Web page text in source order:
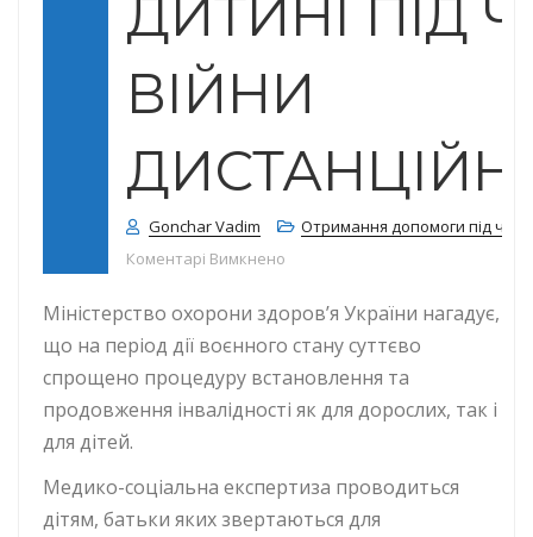
ДИТИНІ ПІД
ВІЙНИ
Gonchar Vadim
Отримання допомоги під час
Коментарі Вимкнено
Міністерство охорони здоров’я України нагадує,
що на період дії воєнного стану суттєво
спрощено процедуру встановлення та
продовження інвалідності як для дорослих, так і
для дітей.
Медико-соціальна експертиза проводиться
дітям, батьки яких звертаються для